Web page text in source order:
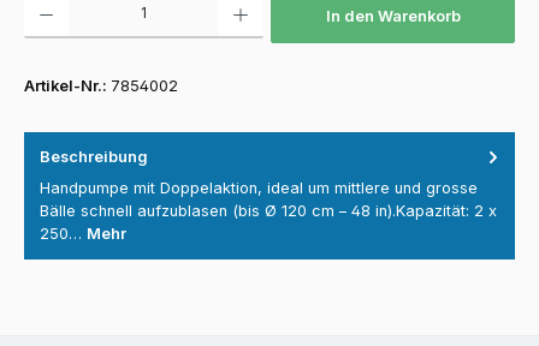
In den Warenkorb
Artikel-Nr.: 7854002
Beschreibung
Handpumpe mit Doppelaktion, ideal um mittlere und grosse
Bälle schnell aufzublasen (bis Ø 120 cm – 48 in).Kapazität: 2 x
250… Mehr